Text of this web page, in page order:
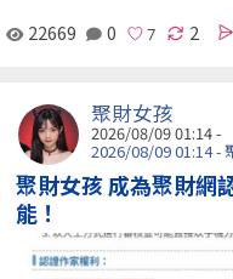
22669 0 2
聚財女孩
2026/08/09 01:14 -
2026/08/09 01:14 -
聚財女孩 成為聚財網
能！